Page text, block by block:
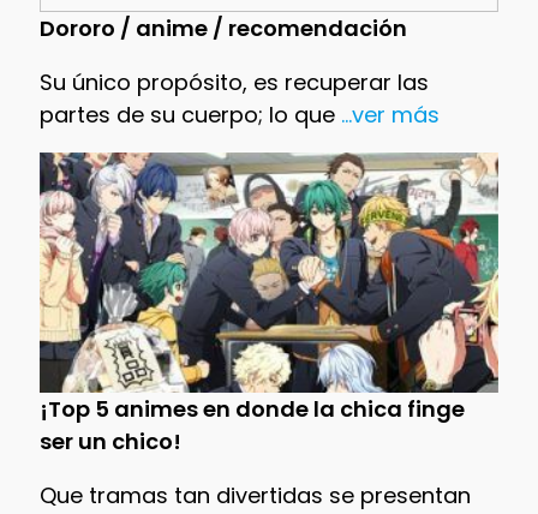
Dororo / anime / recomendación
Su único propósito, es recuperar las
partes de su cuerpo; lo que...ver más
¡Top 5 animes en donde la chica finge
ser un chico!
Que tramas tan divertidas se presentan